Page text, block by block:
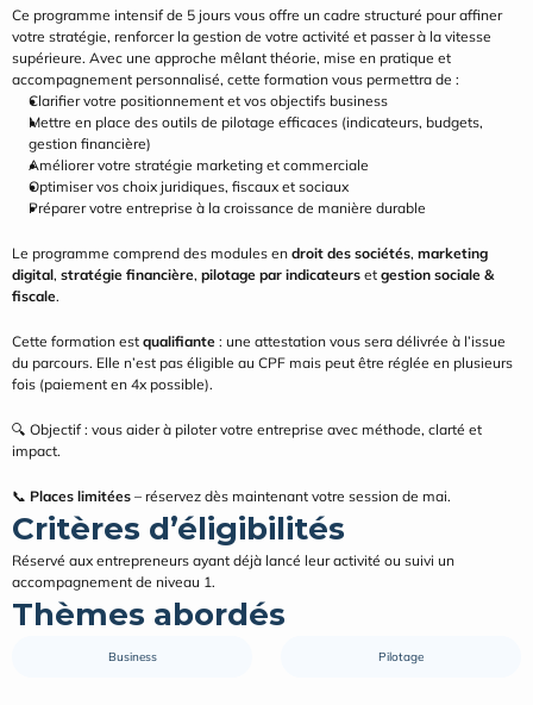
Ce programme intensif de 5 jours vous offre un cadre structuré pour affiner
votre stratégie, renforcer la gestion de votre activité et passer à la vitesse
supérieure. Avec une approche mêlant théorie, mise en pratique et
accompagnement personnalisé, cette formation vous permettra de :
Clarifier votre positionnement et vos objectifs business
Mettre en place des outils de pilotage efficaces (indicateurs, budgets,
gestion financière)
Améliorer votre stratégie marketing et commerciale
Optimiser vos choix juridiques, fiscaux et sociaux
Préparer votre entreprise à la croissance de manière durable
Le programme comprend des modules en droit des sociétés, marketing
digital, stratégie financière, pilotage par indicateurs et gestion sociale &
fiscale.
Cette formation est qualifiante : une attestation vous sera délivrée à l’issue
du parcours. Elle n’est pas éligible au CPF mais peut être réglée en plusieurs
fois (paiement en 4x possible).
🔍 Objectif : vous aider à piloter votre entreprise avec méthode, clarté et
impact.
📞 Places limitées – réservez dès maintenant votre session de mai.
Critères d’éligibilités
Réservé aux entrepreneurs ayant déjà lancé leur activité ou suivi un
accompagnement de niveau 1.
Thèmes abordés
Business Pilotage